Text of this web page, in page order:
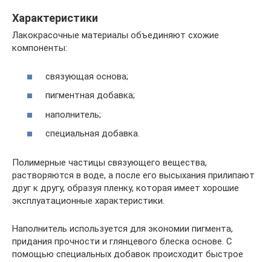
Характеристики
Лакокрасочные материалы объединяют схожие
компоненты:
связующая основа;
пигментная добавка;
наполнитель;
специальная добавка.
Полимерные частицы связующего вещества,
растворяются в воде, а после его высыхания прилипают
друг к другу, образуя пленку, которая имеет хорошие
эксплуатационные характеристики.
Наполнитель используется для экономии пигмента,
придания прочности и глянцевого блеска основе. С
помощью специальных добавок происходит быстрое